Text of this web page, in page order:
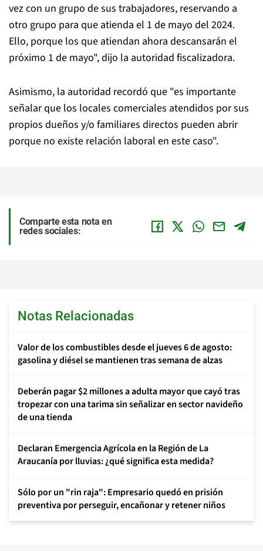
vez con un grupo de sus trabajadores, reservando a
otro grupo para que atienda el 1 de mayo del 2024.
Ello, porque los que atiendan ahora descansarán el
próximo 1 de mayo", dijo la autoridad fiscalizadora.
Asimismo, la autoridad recordó que "es importante
señalar que los locales comerciales atendidos por sus
propios dueños y/o familiares directos pueden abrir
porque no existe relación laboral en este caso".
Comparte esta nota en
redes sociales:
Notas Relacionadas
Valor de los combustibles desde el jueves 6 de agosto:
gasolina y diésel se mantienen tras semana de alzas
Deberán pagar $2 millones a adulta mayor que cayó tras
tropezar con una tarima sin señalizar en sector navideño
de una tienda
Declaran Emergencia Agrícola en la Región de La
Araucanía por lluvias: ¿qué significa esta medida?
Sólo por un "rin raja": Empresario quedó en prisión
preventiva por perseguir, encañonar y retener niños